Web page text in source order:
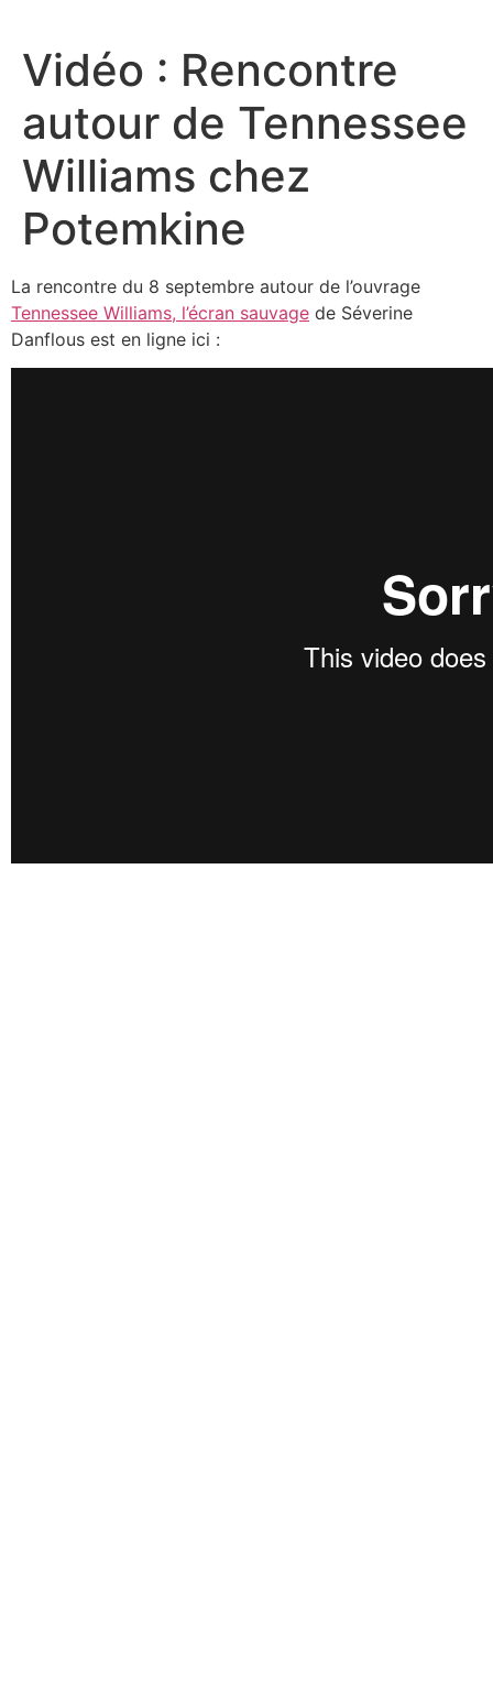
contenu
Vidéo : Rencontre
autour de Tennessee
Williams chez
Potemkine
La rencontre du 8 septembre autour de l’ouvrage
Tennessee Williams, l’écran sauvage de Séverine
Danflous est en ligne ici :